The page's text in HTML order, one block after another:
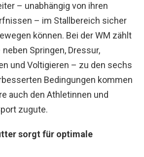
– unabhängig von ihren
– im Stallbereich sicher
können. Bei der WM zählt
Springen, Dressur,
und Voltigieren – zu den sechs
Bedingungen kommen
auch den Athletinnen und
zugute.
sorgt für optimale